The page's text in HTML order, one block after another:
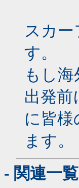
スカ
す。
もし
出発前
に皆
ます。
- 関連一